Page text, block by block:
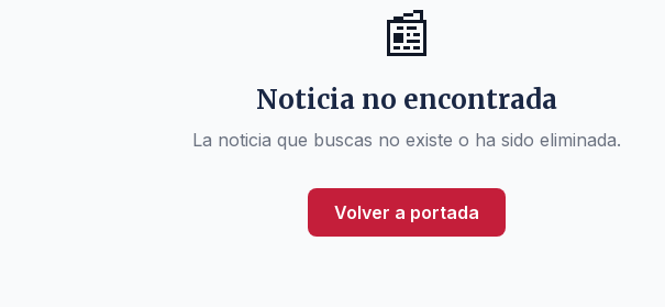
📰
Noticia no encontrada
La noticia que buscas no existe o ha sido eliminada.
Volver a portada